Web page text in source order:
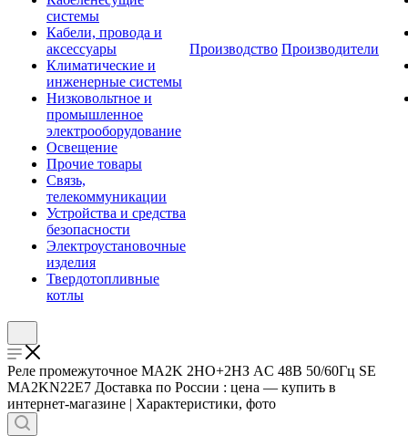
системы
Кабели, провода и
аксессуары
Климатические и
инженерные системы
Низковольтное и
промышленное
электрооборудование
Освещение
Прочие товары
Связь,
телекоммуникации
Устройства и средства
безопасности
Электроустановочные
изделия
Твердотопливные
котлы
Производство Производители
Реле промежуточное MA2K 2НО+2НЗ AC 48В 50/60Гц SE
MA2KN22E7 Доставка по России : цена — купить в
интернет-магазине | Характеристики, фото